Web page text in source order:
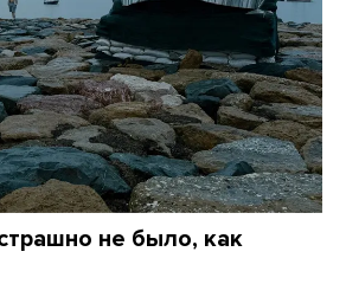
не было, как